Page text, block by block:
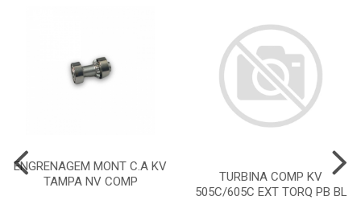
ENGRENAGEM MONT C.A KV
TAMPA NV COMP
TURBINA COMP KV
505C/605C EXT TORQ PB BL